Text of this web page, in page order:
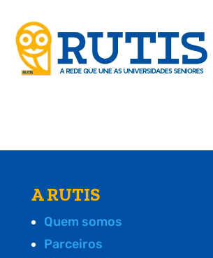
A RUTIS
Quem somos
Parceiros